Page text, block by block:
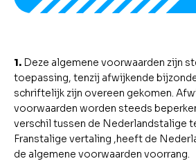
1. Deze algemene voorwaarden zijn
toepassing, tenzij afwijkende
schriftelijk zijn overeen gekomen.
voorwaarden worden steeds
verschil tussen de Nederlandstalige
Franstalige vertaling ,heeft de
de algemene voorwaarden voorrang.